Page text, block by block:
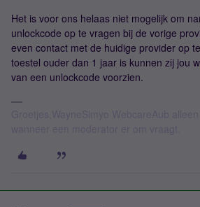
Het is voor ons helaas niet mogelijk om
unlockcode op te vragen bij de vorige
even contact met de huidige provider op
toestel ouder dan 1 jaar is kunnen zij jou
van een unlockcode voorzien.